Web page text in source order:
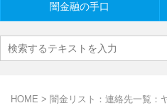
闇金融の手口
HOME > 闇金リスト：連絡先一覧：